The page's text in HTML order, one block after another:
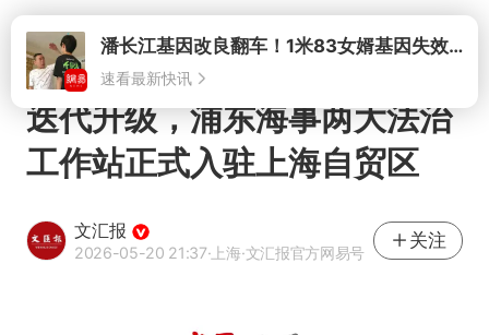
打开 潘长江基因改良翻车！1米83女婿基因失效，12岁外孙身高只到姥爷下巴
速看最新快讯
迭代升级，浦东海事两大法治
工作站正式入驻上海自贸区
文汇报
2026-05-20 21:37·上海·文汇报官方网易号
关注